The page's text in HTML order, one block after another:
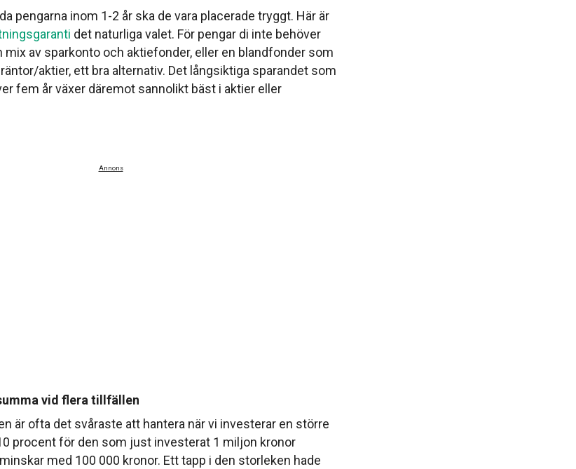
pengarna inom 1-2 år ska de vara placerade tryggt. Här är
det naturliga valet. För pengar di inte behöver
mix av sparkonto och aktiefonder, eller en blandfonder som
aktier, ett bra alternativ. Det långsiktiga sparandet som
fem år växer däremot sannolikt bäst i aktier eller
Annons
vid flera tillfällen
är ofta det svåraste att hantera när vi investerar en större
procent för den som just investerat 1 miljon kronor
med 100 000 kronor. Ett tapp i den storleken hade